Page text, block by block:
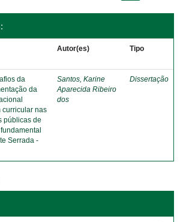
Autor(es) Tipo
da
da
curricular nas
públicas de
Serrada -
Santos, Karine
Aparecida Ribeiro
dos
Dissertação